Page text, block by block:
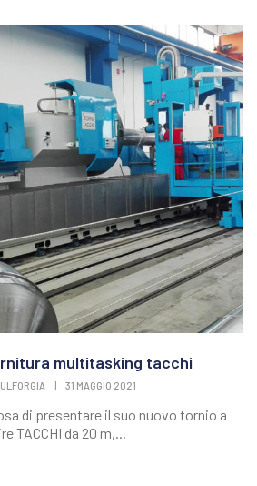
multitasking tacchi
| 31 MAGGIO 2021
di presentare il suo nuovo tornio a
TACCHI da 20 m,...